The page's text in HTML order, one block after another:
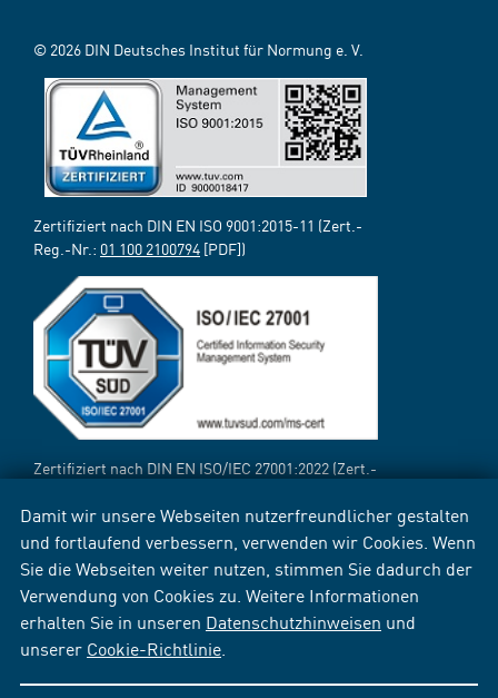
Damit wir unsere Webseiten nutzerfreundlicher gestalten
und fortlaufend verbessern, verwenden wir Cookies. Wenn
Sie die Webseiten weiter nutzen, stimmen Sie dadurch der
Verwendung von Cookies zu. Weitere Informationen
erhalten Sie in unseren Datenschutzhinweisen und
unserer Cookie-Richtlinie
© 2026 DIN Deutsches Institut für Normung e. V.
Zertifiziert nach DIN EN ISO 9001:2015-11 (Zert.-
Reg.-Nr.: 01 100 2100794 [PDF])
Zertifiziert nach DIN EN ISO/IEC 27001:2022 (Zert.-